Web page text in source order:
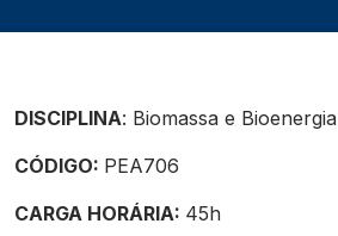
DISCIPLINA: Biomassa e Bioenergia
CÓDIGO: PEA706
CARGA HORÁRIA: 45h